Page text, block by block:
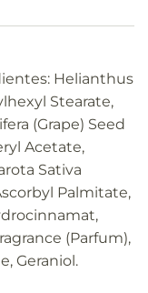
Helianthus
Stearate,
(Grape) Seed
Acetate,
Sativa
Palmitate,
(Parfum),
Geraniol.